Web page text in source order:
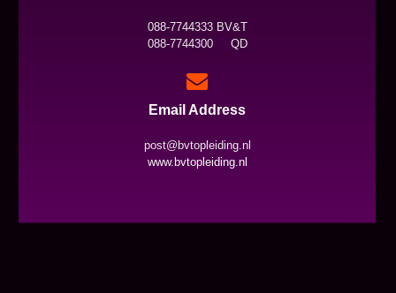
088-7744333 BV&T
088-7744300 QD
Email Address
post@bvtopleiding.nl
www.bvtopleiding.nl